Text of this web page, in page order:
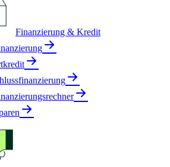
Finanzierung & Kredit